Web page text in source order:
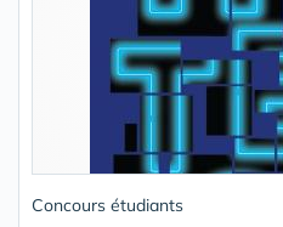
Concours étudiants